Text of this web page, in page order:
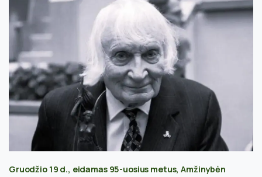
Gruodžio 19 d., eidamas 95-uosius metus, Amžinybėn